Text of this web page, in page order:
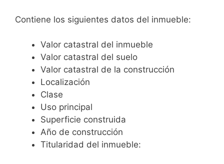
Contiene los siguientes datos del inmueble:
Valor catastral del inmueble
Valor catastral del suelo
Valor catastral de la construcción
Localización
Clase
Uso principal
Superficie construida
Año de construcción
Titularidad del inmueble: